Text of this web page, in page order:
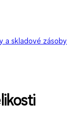
a skladové zásoby